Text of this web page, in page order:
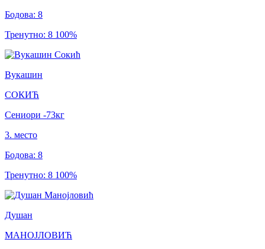
Бодова: 8
Тренутно: 8 100%
Вукашин
СОКИЋ
Сениори -73кг
3. место
Бодова: 8
Тренутно: 8 100%
Душан
МАНОЈЛОВИЋ